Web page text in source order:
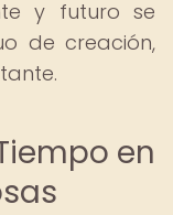
y futuro se
de creación,
en